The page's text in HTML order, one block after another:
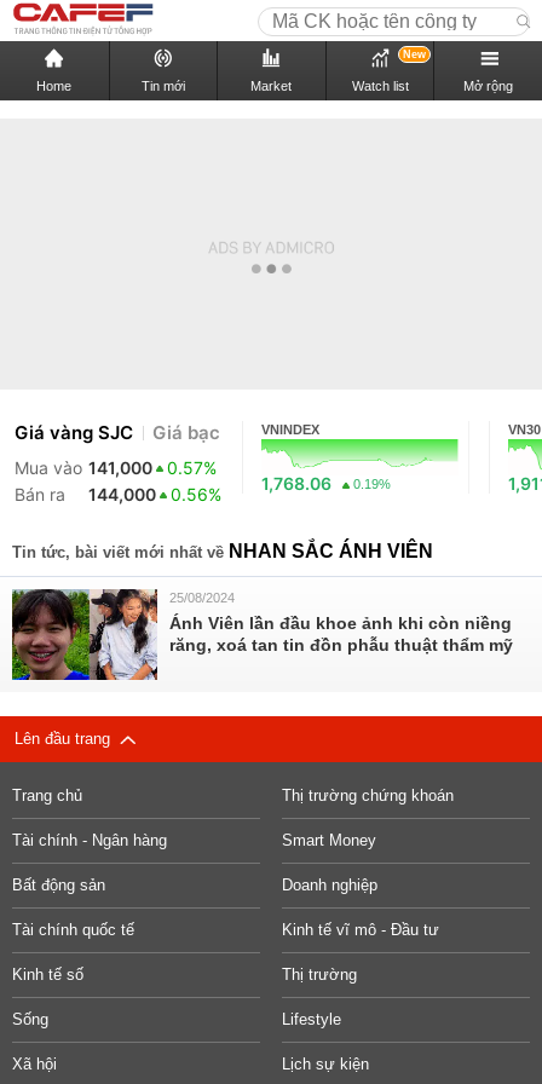
Home Tin mới Market Watch list
New
Mở rộng
Giá vàng SJC Giá bạc
Mua vào 141,000
0.57%
Bán ra
144,000 0.56%
VNINDEX
1,768.06 0.19%
VN30
Tin tức, bài viết mới nhất về NHAN SẮC ÁNH VIÊN
25/08/2024
Ánh Viên lần đầu khoe ảnh khi còn niềng
răng, xoá tan tin đồn phẫu thuật thẩm mỹ
Lên đầu trang
Trang chủ Thị trường chứng khoán
Tài chính - Ngân hàng Smart Money
Bất động sản Doanh nghiệp
Tài chính quốc tế Kinh tế vĩ mô - Đầu tư
Kinh tế số Thị trường
Sống Lifestyle
Xã hội Lịch sự kiện